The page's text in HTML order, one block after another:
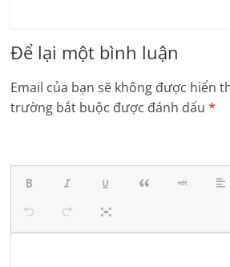
Để lại một bình luận
Email của bạn sẽ không được hiển
trường bắt buộc được đánh dấu*